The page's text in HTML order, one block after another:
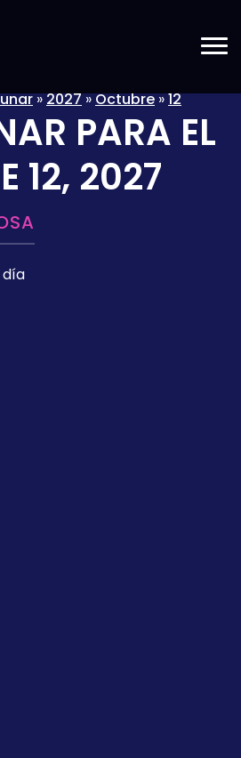
»2027»Octubre»12
PARA EL
12, 2027
día